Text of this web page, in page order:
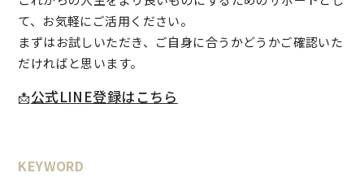
て、お気軽にご活用ください。
まずはお試しいただき、ご自身に合うかどうかご確認いた
だければと思います。
📩公式LINE登録はこちら
KEYWORD